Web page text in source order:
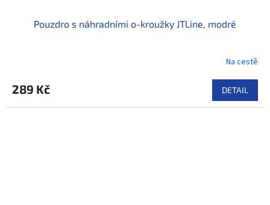
Pouzdro s náhradními o-kroužky JTLine, modré
Na cestě
289 Kč DETAIL